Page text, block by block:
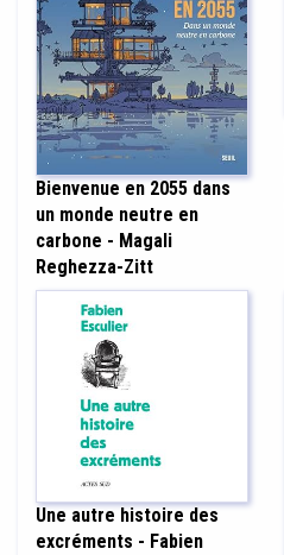
Bienvenue en 2055 dans
un monde neutre en
carbone - Magali
Reghezza-Zitt
Une autre histoire des
excréments - Fabien